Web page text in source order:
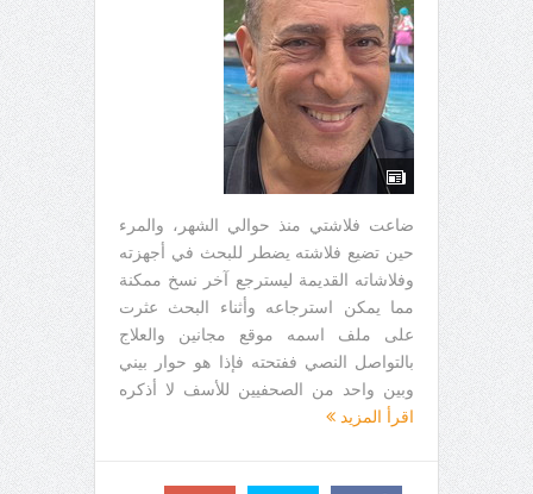
ضاعت فلاشتي منذ حوالي الشهر، والمرء
حين تضيع فلاشته يضطر للبحث في أجهزته
وفلاشاته القديمة ليسترجع آخر نسخ ممكنة
مما يمكن استرجاعه وأثناء البحث عثرت
على ملف اسمه موقع مجانين والعلاج
بالتواصل النصي ففتحته فإذا هو حوار بيني
وبين واحد من الصحفيين للأسف لا أذكره
اقرأ المزيد